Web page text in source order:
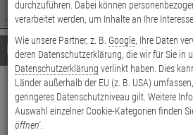
durchsuchen
Bitte
geben
Sie
mindestens
Zeichen
ein,
um
Es
wurde
noch
Kategorien
Suche
gestartet
Details Beratung
Abus Bettgitter 150
JC9100 Eric grau
durchzuführen. Dabei können
verarbeitet werden, um Inhalte an Ihre
Wie unsere Partner, z. B. Google, Ihre Daten
deren Datenschutzerklärung, die wir für Sie in
Datenschutzerklärung verlinkt haben. Dies
Länder außerhalb der EU (z. B. USA)
geringeres Datenschutzniveau gilt. Weitere
Auswahl einzelner Cookie-Kategorien finden
öffnen'.